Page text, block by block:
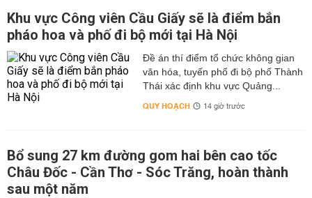
Khu vực Công viên Cầu Giấy sẽ là điểm bắn
pháo hoa và phố đi bộ mới tại Hà Nội
Đề án thí điểm tổ chức không gian
văn hóa, tuyến phố đi bộ phố Thành
Thái xác định khu vực Quảng...
QUY HOẠCH 14 giờ trước
Bổ sung 27 km đường gom hai bên cao tốc
Châu Đốc - Cần Thơ - Sóc Trăng, hoàn thành
sau một năm